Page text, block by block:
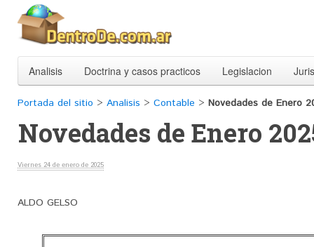
Analisis Doctrina y casos practicos Legislacion
Portada del sitio > Analisis > Contable > Novedades de Enero
Novedades de Enero
Viernes 24 de enero de 2025
ALDO GELSO